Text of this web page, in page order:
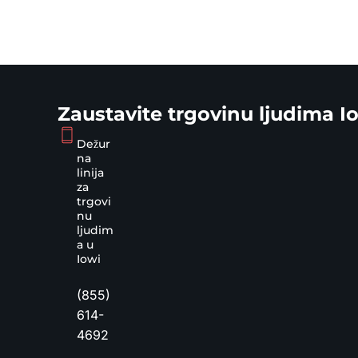
Zaustavite trgovinu ljudima
Dežur
na
linija
za
trgovi
nu
ljudim
a u
Iowi
(855)
614-
4692